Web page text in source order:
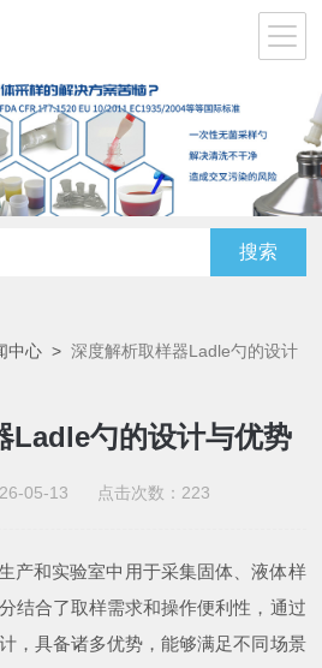
中心 >深度解析取样器Ladle勺的设计
Ladle勺的设计与优势
05-13 点击次数：223
产和实验室中用于采集固体、液体样
结合了取样需求和操作便利性，通过
，具备诸多优势，能够满足不同场景